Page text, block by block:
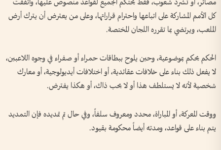
مصائر، أو تشرد شعوب، فقط يحتكم الجميع لقواعد منصوص عليها، واتفقت
كل الأمم المشاركة على اتباعها واحترام قراراتها، وعلى من يعترض أن يترك أرض
الملعب، ويرتضي بما تقرره اللجان المختصة.
الحكم يحكم بموضوعية، وحين يلوح ببطاقات حمراء أو صفراء في وجوه اللاعبين،
لا يفعل ذلك بناء على خلافات عقائدية، أو اختلافات أيديولوجية، أو معارك
شخصية لأنه لا يستلطف هذا أو لا يحب ذاك، أو هكذا يفترض.
ووقت المعركة، أو المباراة، محدد ومعروف سلفاً، وفي حال تم تمديده فإن التمديد
يتم بناء على قواعد، ومدته أيضاً محكومة بقيود.